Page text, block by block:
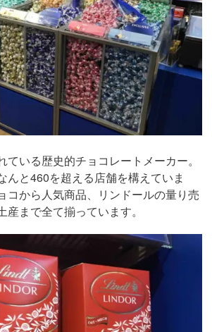
ている歴史的チョコレートメーカー。
んと460を超える店舗を構えていま
コから人気商品、リンドールの量り売
産まで全て揃っています。